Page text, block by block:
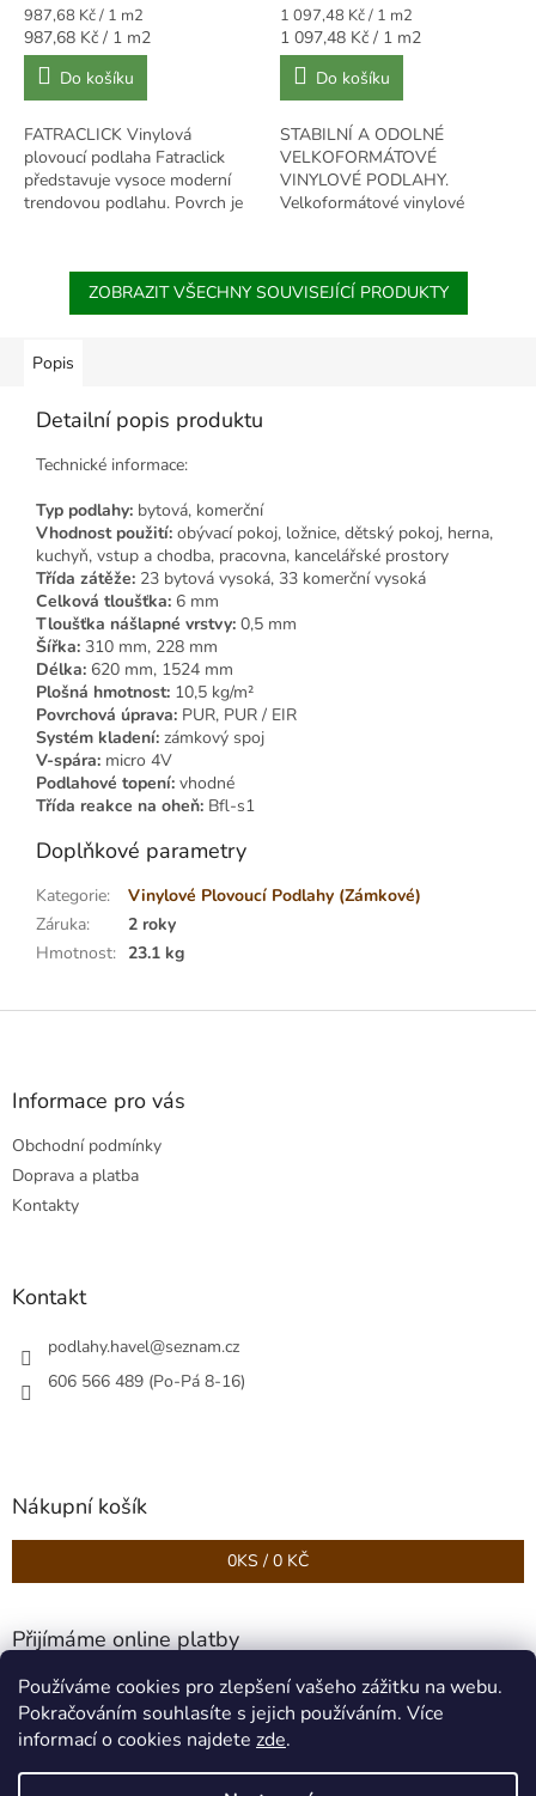
Používáme cookies pro zlepšení vašeho zážitku na webu.
Pokračováním souhlasíte s jejich používáním. Více
informací o cookies najdete zde.
Měrná
cena:
987,68 Kč / 1 m2
Měrná
cena:
987,68 Kč / 1 m2
Do košíku
FATRACLICK Vinylová
plovoucí podlaha Fatraclick
představuje vysoce moderní
trendovou podlahu. Povrch je
údržbu,...
Měrná
cena:
1 097,48 Kč / 1 m2
Měrná
cena:
1 097,48 Kč / 1 m2
Do košíku
STABILNÍ A ODOLNÉ
VELKOFORMÁTOVÉ
VINYLOVÉ PODLAHY.
Velkoformátové vinylové
Click RIGID navíc vyniká
precizně vykreslenou...
ZOBRAZIT VŠECHNY SOUVISEJÍCÍ PRODUKTY
Popis
Detailní popis produktu
Technické informace:
Typ podlahy: bytová, komerční
Vhodnost použití: obývací pokoj, ložnice, dětský pokoj, herna,
kuchyň, vstup a chodba, pracovna, kancelářské prostory
Třída zátěže: 23 bytová vysoká, 33 komerční vysoká
Celková tloušťka: 6 mm
Tloušťka nášlapné vrstvy: 0,5 mm
Šířka: 310 mm, 228 mm
Délka: 620 mm, 1524 mm
Plošná hmotnost: 10,5 kg/m²
Povrchová úprava: PUR, PUR / EIR
Systém kladení: zámkový spoj
V-spára: micro 4V
Podlahové topení: vhodné
Třída reakce na oheň: Bfl-s1
Doplňkové parametry
Kategorie:
Vinylové Plovoucí Podlahy (Zámkové)
Záruka:
2 roky
Hmotnost: 23.1 kg
Z
Informace pro vás
Obchodní podmínky
Doprava a platba
Kontakty
Kontakt
podlahy.havel@seznam.cz
606 566 489 (Po-Pá 8-16)
Nákupní košík
0KS / 0 KČ
Přijímáme online platby